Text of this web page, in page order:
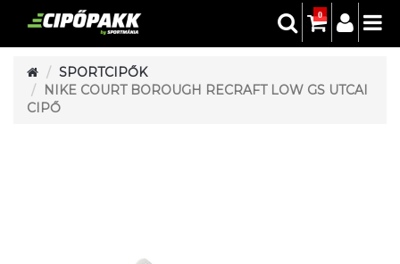
0
SPORTCIPŐK
NIKE COURT BOROUGH RECRAFT LOW GS UTCAI
CIPŐ